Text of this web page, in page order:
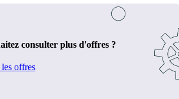
consulter plus d'offres ?
offres